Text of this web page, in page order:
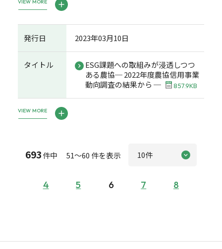
VIEW MORE
発行日 2023年03月10日
タイトル
ESG課題への取組みが浸透しつつ
ある農協─ 2022年度農協信用事業
動向調査の結果から ─
857.9KB
VIEW MORE
693件中 51～60 件を表示
4 5 6 7 8